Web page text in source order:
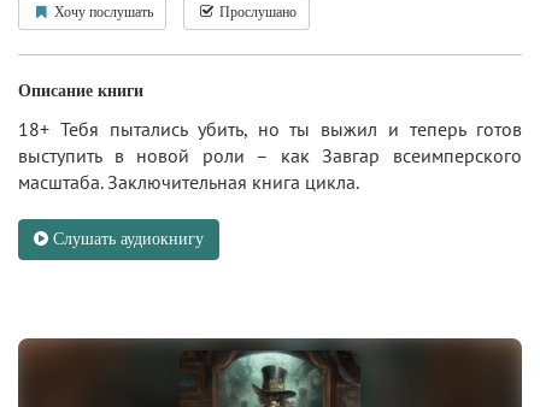
Хочу послушать Прослушано
Описание книги
18+ Тебя пытались убить, но ты выжил и теперь готов
выступить в новой роли – как Завгар всеимперского
масштаба. Заключительная книга цикла.
Слушать аудиокнигу